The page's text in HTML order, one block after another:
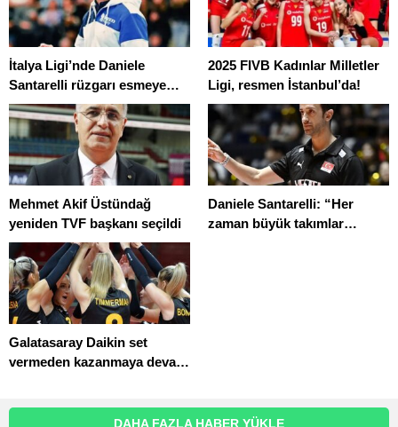
İtalya Ligi’nde Daniele
Santarelli rüzgarı esmeye
devam ediyor: Namağlup tek
ekip…
2025 FIVB Kadınlar Milletler
Ligi, resmen İstanbul’da!
Mehmet Akif Üstündağ
yeniden TVF başkanı seçildi
Daniele Santarelli: “Her
zaman büyük takımlar
Galatasaray Daikin set
vermeden kazanmaya devam
DAHA FAZLA HABER YÜKLE